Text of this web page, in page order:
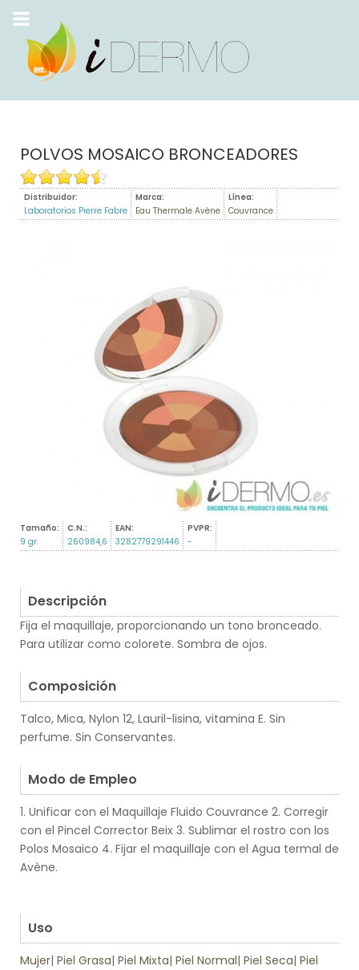
POLVOS MOSAICO BRONCEADORES
Distribuidor:
Laboratorios Pierre Fabre
Marca:
Eau Thermale Avène
Línea:
Couvrance
Tamaño:
9 gr.
C.N.:
260984,6
EAN:
3282779291446
PVPR:
-
Descripción
Fija el maquillaje, proporcionando un tono bronceado.
Para utilizar como colorete. Sombra de ojos.
Composición
Talco, Mica, Nylon 12, Lauril-lisina, vitamina E. Sin
perfume. Sin Conservantes.
Modo de Empleo
1. Unificar con el Maquillaje Fluido Couvrance 2. Corregir
con el Pincel Corrector Beix 3. Sublimar el rostro con los
Polos Mosaico 4. Fijar el maquillaje con el Agua termal de
Avène.
Uso
Mujer| Piel Grasa| Piel Mixta| Piel Normal| Piel Seca| Piel